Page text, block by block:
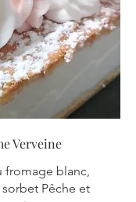
Verveine
fromage blanc,
Pêche et